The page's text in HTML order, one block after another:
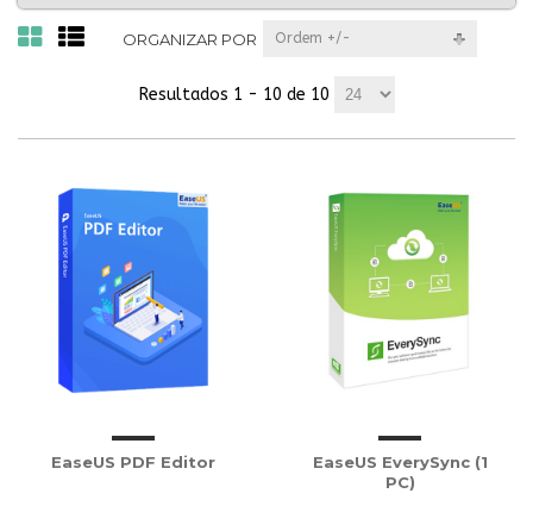
ORGANIZAR POR Ordem +/-
Resultados 1 - 10 de 10
EaseUS PDF Editor
EaseUS EverySync (1
PC)